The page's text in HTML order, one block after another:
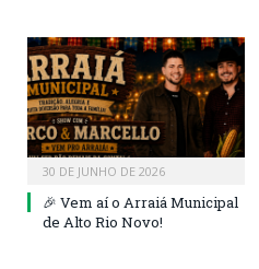
30 DE JUNHO DE 2026
🎉 Vem aí o Arraiá Municipal
de Alto Rio Novo!